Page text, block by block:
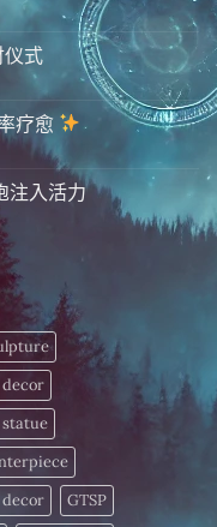
仪式
疗愈
注入活力
decor
GTSP